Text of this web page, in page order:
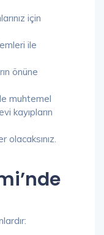
için
ile
önüne
muhtemel
kayıpların
olacaksınız.